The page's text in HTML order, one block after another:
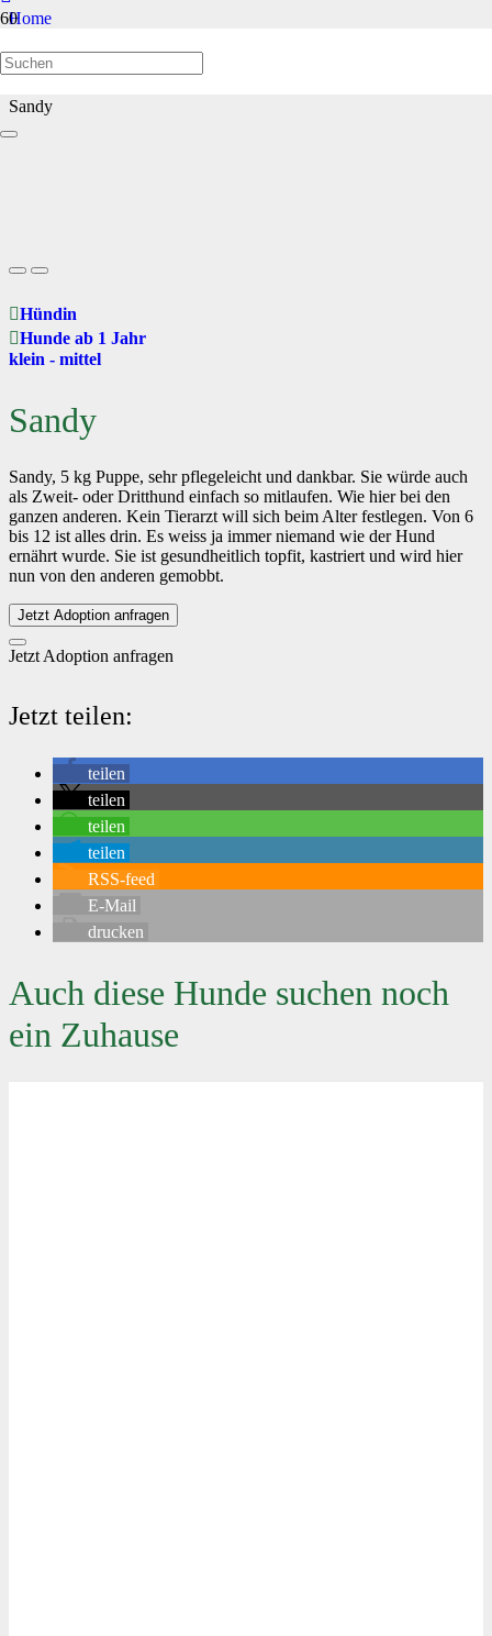
Home
Hunde ab 1 Jahr
Sandy
Hündin
Hunde ab 1 Jahr
klein - mittel
Sandy
Sandy, 5 kg Puppe, sehr pflegeleicht und dankbar. Sie würde auch
als Zweit- oder Dritthund einfach so mitlaufen. Wie hier bei den
ganzen anderen. Kein Tierarzt will sich beim Alter festlegen. Von 6
bis 12 ist alles drin. Es weiss ja immer niemand wie der Hund
ernährt wurde. Sie ist gesundheitlich topfit, kastriert und wird hier
nun von den anderen gemobbt.
Jetzt Adoption anfragen
Jetzt Adoption anfragen
Jetzt teilen:
teilen
teilen
teilen
teilen
RSS-feed
E-Mail
drucken
Auch diese Hunde suchen noch
ein Zuhause